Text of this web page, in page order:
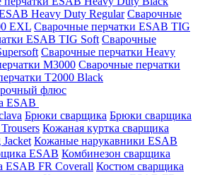
Heavy Duty Regular Сварочные
EXL Сварочные перчатки ESAB TIG
ESAB TIG Soft Сварочные
Сварочные перчатки Heavy
M3000 Сварочные перчатки
T2000 Black
флюс
ESAB
Брюки сварщика Брюки сварщика
Кожаная куртка сварщика
Кожаные нарукавники ESAB
ESAB Комбинезон сварщика
ESAB FR Coverall Костюм сварщика